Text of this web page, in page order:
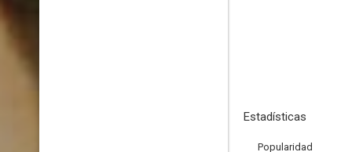
Estadísticas
Popularidad